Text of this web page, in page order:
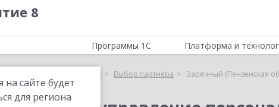
8
сайте будет
для региона
Программы 1С Платформа и
и управление персоналом 8 Выбор партнёра Заречный (Пензенская